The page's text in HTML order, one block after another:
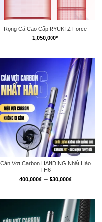
Rọng Cá Cao Cấp RYUKI Z Force
1,050,000₫
Cán Vợt Carbon HANDING Nhất Hào
TH6
400,000₫ – 530,000₫Khoảng
400,000₫
đến
530,000₫